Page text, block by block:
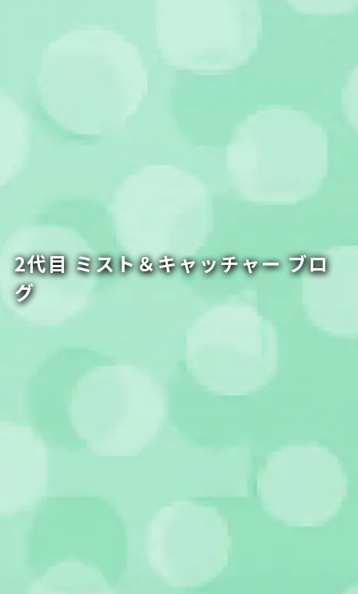
2代目 ミスト＆キャッチャー ブロ
グ